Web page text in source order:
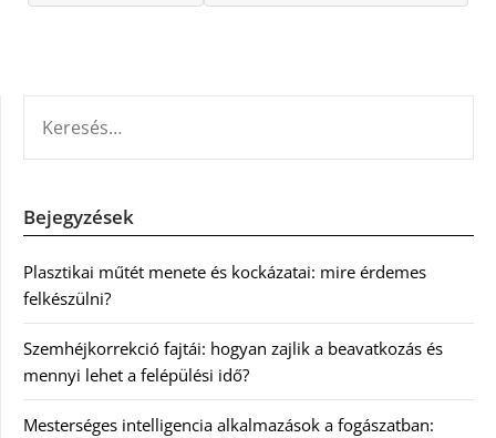
Bejegyzések
Plasztikai műtét menete és kockázatai: mire érdemes
felkészülni?
Szemhéjkorrekció fajtái: hogyan zajlik a beavatkozás és
mennyi lehet a felépülési idő?
Mesterséges intelligencia alkalmazások a fogászatban: